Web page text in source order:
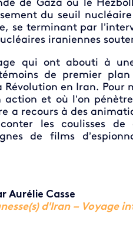
de Gaza ou le
du seuil
se terminant par
iraniennes
qui ont abouti à
de premier
en Iran. Pour
et où l’on
a recours à des
les coulisses de
de films
Aurélie Casse
d'Iran – Voyage